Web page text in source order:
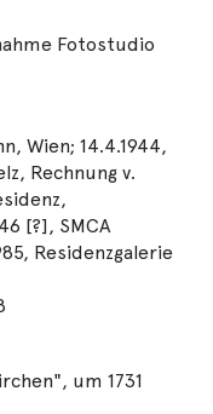
Fotostudio
Wien; 14.4.1944,
Rechnung v.
[?], SMCA
Residenzgalerie
um 1731